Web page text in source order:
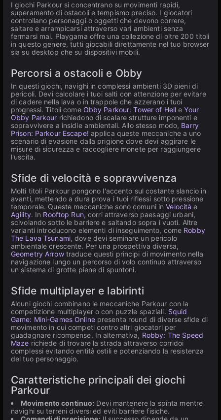
I giochi Parkour si concentrano su movimenti rapidi,
superamento di ostacoli e tempismo preciso. I giocatori
controllano personaggi o oggetti che devono correre,
saltare e arrampicarsi attraverso vari ambienti senza
fermarsi mai. Playgama offre una collezione di oltre 200 titoli
in questo genere, tutti giocabili direttamente nel tuo browser
sia su desktop che su dispositivi mobili.
Percorsi a ostacoli e Obby
In questi giochi, navighi in complessi ambienti 3D pieni di
pericoli. Devi calcolare i tuoi salti con attenzione per evitare
di cadere nella lava o in trappole che azzerano i tuoi
progressi. Titoli come Obby Parkour: Tower of Hell eYour
Obby Parkour richiedono di scalare strutture imponenti e
sopravvivere a insidie ambientali. Allo stesso modo, Barry
Prison: Parkour Escape! applica queste meccaniche a uno
scenario di evasione dalla prigione dove devi aggirare le
misure di sicurezza e raccogliere monete per raggiungere
l'uscita.
Sfide di velocità e sopravvivenza
Molti titoli Parkour pongono l'accento sul costante slancio in
avanti, mettendo a dura prova i tuoi riflessi sotto pressione
temporale. Queste meccaniche sono comuni inVelocità e
Agility. In Rooftop Run, corri attraverso paesaggi urbani,
scivolando sotto le barriere e saltando sopra i vuoti. Altre
varianti introducono elementi di inseguimento, come Robby
The Lava Tsunami, dove devi seminare un pericolo
ambientale crescente. Per una prospettiva diversa,
Geometry Arrowtraduce questi principi di movimento nella
navigazione lungo un percorso di volo continuo attraverso
un sistema di grotte piene di spuntoni.
Sfide multiplayer e labirinti
Alcuni giochi combinano le meccaniche Parkour con la
competizione multiplayer o con puzzle spaziali. Squid
Game: Mini-Games Onlinepresenta round di diverse sfide di
movimento in cui competi contro altri giocatori per
guadagnare ricompense. In alternativa, Robby: The Speed
Maze richiede di trovare la strada attraverso corridoi
complessi evitando entità ostili e potenziando la resistenza
del tuo personaggio.
Caratteristiche principali dei giochi
Parkour
Movimento continuo: Devi mantenere la spinta mentre
navighi su terreni diversi ed eviti barriere fisiche.